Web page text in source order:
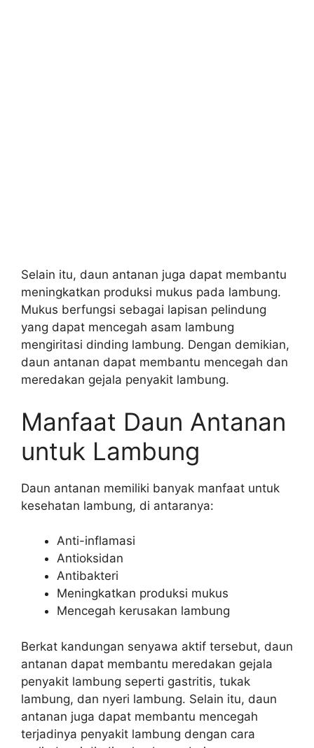
Selain itu, daun antanan juga dapat membantu
meningkatkan produksi mukus pada lambung.
Mukus berfungsi sebagai lapisan pelindung
yang dapat mencegah asam lambung
mengiritasi dinding lambung. Dengan demikian,
daun antanan dapat membantu mencegah dan
meredakan gejala penyakit lambung.
Manfaat Daun Antanan
untuk Lambung
Daun antanan memiliki banyak manfaat untuk
kesehatan lambung, di antaranya:
Anti-inflamasi
Antioksidan
Antibakteri
Meningkatkan produksi mukus
Mencegah kerusakan lambung
Berkat kandungan senyawa aktif tersebut, daun
antanan dapat membantu meredakan gejala
penyakit lambung seperti gastritis, tukak
lambung, dan nyeri lambung. Selain itu, daun
antanan juga dapat membantu mencegah
terjadinya penyakit lambung dengan cara